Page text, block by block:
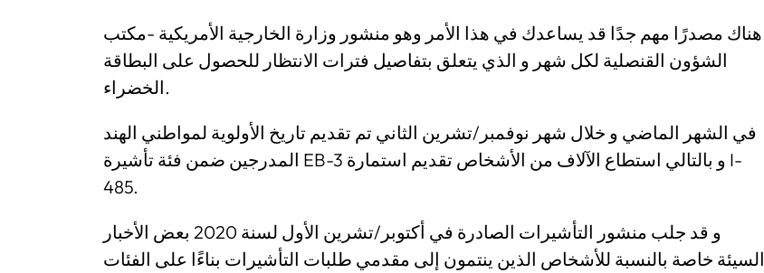
هناك مصدرًا مهم جدًا قد يساعدك في هذا الأمر وهو منشور وزارة الخارجية الأمريكية -مكتب
الشؤون القنصلية لكل شهر و الذي يتعلق بتفاصيل فترات الانتظار للحصول على البطاقة
الخضراء.
في الشهر الماضي و خلال شهر نوفمبر/تشرين الثاني تم تقديم تاريخ الأولوية لمواطني الهند
المدرجين ضمن فئة تأشيرة EB-3 و بالتالي استطاع الآلاف من الأشخاص تقديم استمارة I-
485.
و قد جلب منشور التأشيرات الصادرة في أكتوبر/تشرين الأول لسنة 2020 بعض الأخبار
السيئة خاصة بالنسبة للأشخاص الذين ينتمون إلى مقدمي طلبات التأشيرات بناءًا على الفئات